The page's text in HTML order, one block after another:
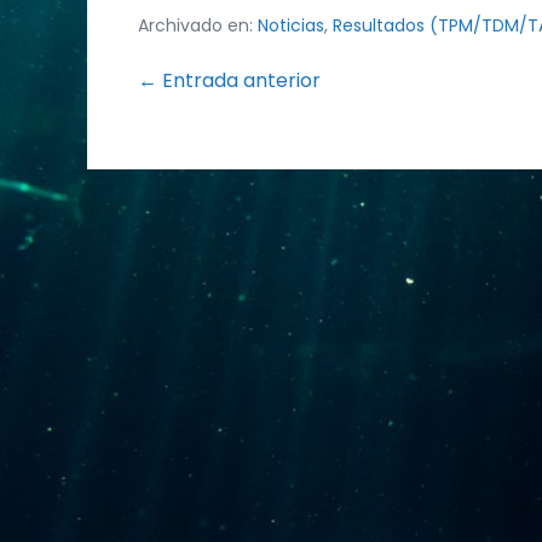
Archivado en: Noticias, Resultados (TPM/TDM/
Navegación
← Entrada anterior